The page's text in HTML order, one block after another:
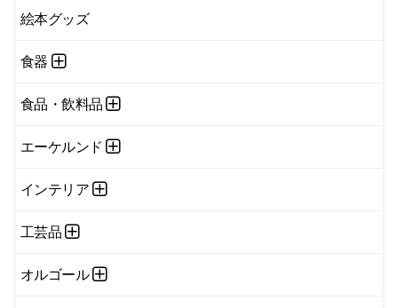
絵本グッズ
食器
食品・飲料品
エーケルンド
インテリア
工芸品
オルゴール